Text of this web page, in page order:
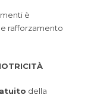
è
rafforzamento
della